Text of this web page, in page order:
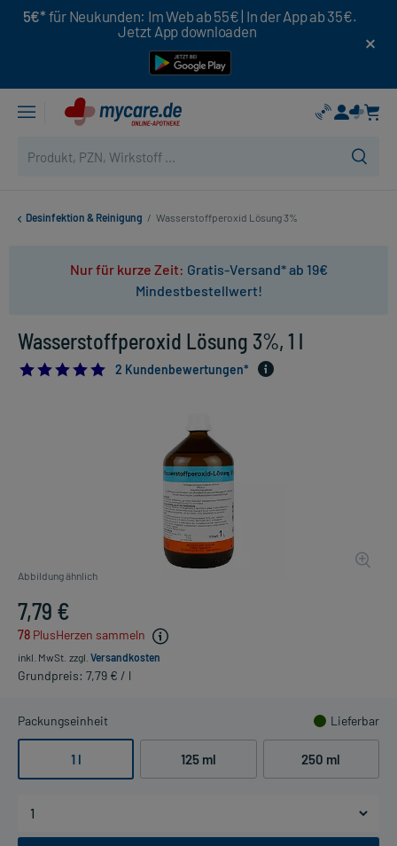
5€* für Neukunden: Im Web ab 55€ | In der App ab 35€.
Jetzt App downloaden
Desinfektion & Reinigung / Wasserstoffperoxid Lösung 3%
Nur für kurze Zeit: Gratis-Versand* ab 19€
Mindestbestellwert!
Wasserstoffperoxid Lösung 3%, 1 l
5.0
2 Kundenbewertungen*
Abbildung ähnlich
7,79 €
78 PlusHerzen sammeln
inkl. MwSt. zzgl. Versandkosten
Grundpreis: 7,79 € / l
Packungseinheit Lieferbar
1 l 125 ml 250 ml